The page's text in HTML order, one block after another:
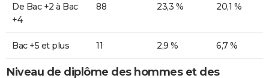
De Bac +2 à Bac
+4
88 23,3 % 20,1 %
Bac +5 et plus 11 2,9 % 6,7 %
Niveau de diplôme des hommes et des